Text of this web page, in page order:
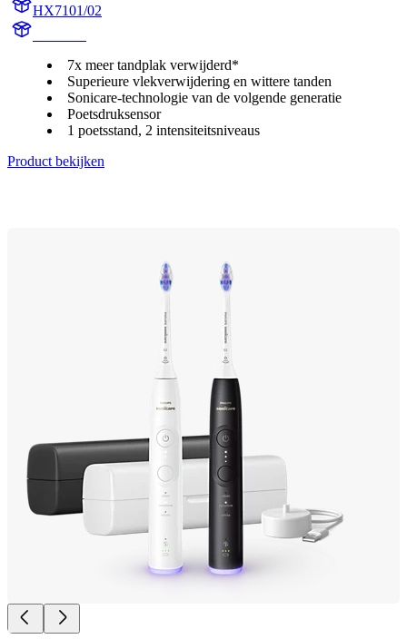
HX7101/02
7x meer tandplak verwijderd*
Superieure vlekverwijdering en wittere tanden
Sonicare-technologie van de volgende generatie
Poetsdruksensor
1 poetsstand, 2 intensiteitsniveaus
Product bekijken